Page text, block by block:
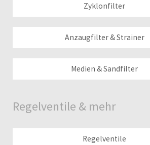
Zyklonfilter
Anzaugfilter & Strainer
Medien & Sandfilter
Regelventile & mehr
Regelventile